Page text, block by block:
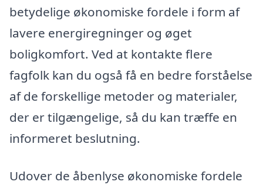
betydelige økonomiske fordele i form af
lavere energiregninger og øget
boligkomfort. Ved at kontakte flere
fagfolk kan du også få en bedre forståelse
af de forskellige metoder og materialer,
der er tilgængelige, så du kan træffe en
informeret beslutning.
Udover de åbenlyse økonomiske fordele